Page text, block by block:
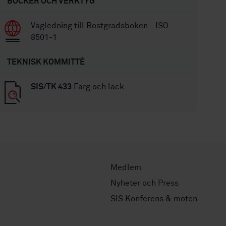
Vägledning till Rostgradsboken - ISO
8501-1
TEKNISK KOMMITTÉ
SIS/TK 433 Färg och lack
Medlem
Nyheter och Press
SIS Konferens & möten